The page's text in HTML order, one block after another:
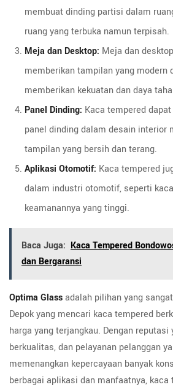
membuat dinding partisi dalam
ruang yang terbuka namun terpisah.
Meja dan Desktop: Meja dan
memberikan tampilan yang modern
memberikan kekuatan dan daya
Panel Dinding: Kaca tempered
panel dinding dalam desain interior
tampilan yang bersih dan terang.
Aplikasi Otomotif: Kaca tempered
dalam industri otomotif, seperti
keamanannya yang tinggi.
Baca Juga: Kaca Tempered
dan Bergaransi
Optima Glassadalah pilihan yang
Depok yang mencari kaca tempered
harga yang terjangkau. Dengan reputasi
berkualitas, dan pelayanan pelanggan
memenangkan kepercayaan banyak
berbagai aplikasi dan manfaatnya,